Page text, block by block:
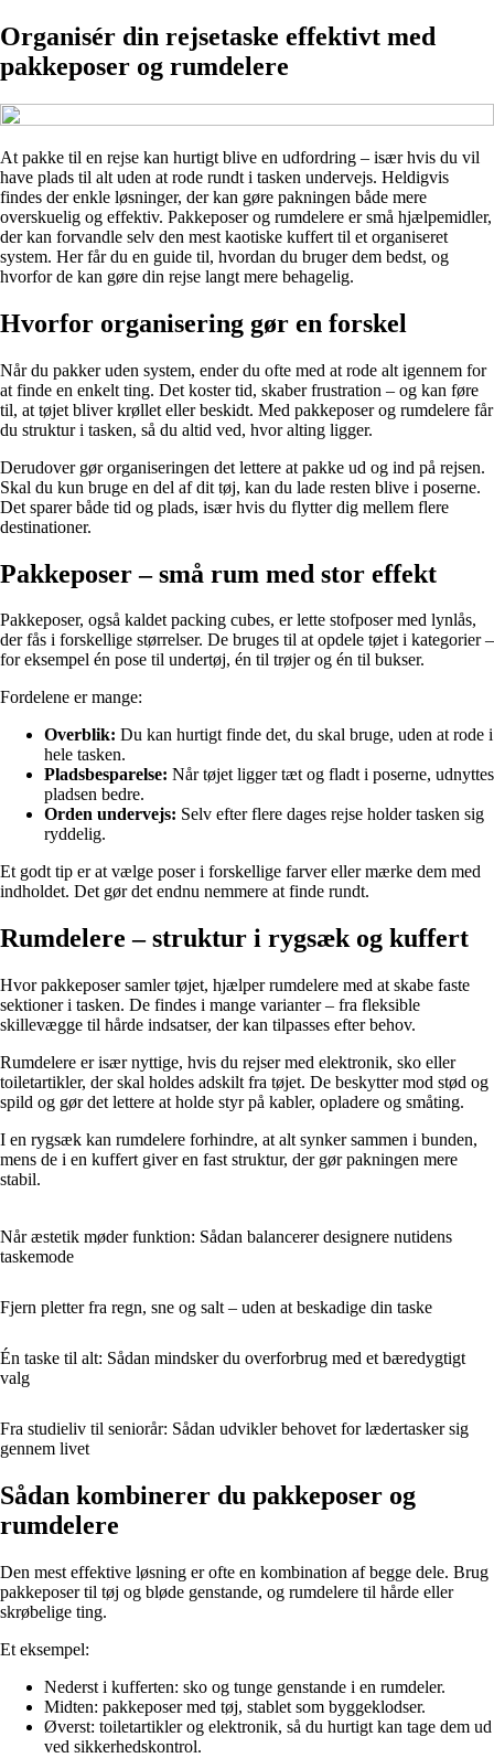
Organisér din rejsetaske effektivt med
pakkeposer og rumdelere
At pakke til en rejse kan hurtigt blive en udfordring – især hvis du vil
have plads til alt uden at rode rundt i tasken undervejs. Heldigvis
findes der enkle løsninger, der kan gøre pakningen både mere
overskuelig og effektiv. Pakkeposer og rumdelere er små hjælpemidler,
der kan forvandle selv den mest kaotiske kuffert til et organiseret
system. Her får du en guide til, hvordan du bruger dem bedst, og
hvorfor de kan gøre din rejse langt mere behagelig.
Hvorfor organisering gør en forskel
Når du pakker uden system, ender du ofte med at rode alt igennem for
at finde en enkelt ting. Det koster tid, skaber frustration – og kan føre
til, at tøjet bliver krøllet eller beskidt. Med pakkeposer og rumdelere får
du struktur i tasken, så du altid ved, hvor alting ligger.
Derudover gør organiseringen det lettere at pakke ud og ind på rejsen.
Skal du kun bruge en del af dit tøj, kan du lade resten blive i poserne.
Det sparer både tid og plads, især hvis du flytter dig mellem flere
destinationer.
Pakkeposer – små rum med stor effekt
Pakkeposer, også kaldet packing cubes, er lette stofposer med lynlås,
der fås i forskellige størrelser. De bruges til at opdele tøjet i kategorier –
for eksempel én pose til undertøj, én til trøjer og én til bukser.
Fordelene er mange:
Overblik: Du kan hurtigt finde det, du skal bruge, uden at rode i
hele tasken.
Pladsbesparelse: Når tøjet ligger tæt og fladt i poserne, udnyttes
pladsen bedre.
Orden undervejs: Selv efter flere dages rejse holder tasken sig
ryddelig.
Et godt tip er at vælge poser i forskellige farver eller mærke dem med
indholdet. Det gør det endnu nemmere at finde rundt.
Rumdelere – struktur i rygsæk og kuffert
Hvor pakkeposer samler tøjet, hjælper rumdelere med at skabe faste
sektioner i tasken. De findes i mange varianter – fra fleksible
skillevægge til hårde indsatser, der kan tilpasses efter behov.
Rumdelere er især nyttige, hvis du rejser med elektronik, sko eller
toiletartikler, der skal holdes adskilt fra tøjet. De beskytter mod stød og
spild og gør det lettere at holde styr på kabler, opladere og småting.
I en rygsæk kan rumdelere forhindre, at alt synker sammen i bunden,
mens de i en kuffert giver en fast struktur, der gør pakningen mere
stabil.
Når æstetik møder funktion: Sådan balancerer designere nutidens
taskemode
Fjern pletter fra regn, sne og salt – uden at beskadige din taske
Én taske til alt: Sådan mindsker du overforbrug med et bæredygtigt
valg
Fra studieliv til seniorår: Sådan udvikler behovet for lædertasker sig
gennem livet
Sådan kombinerer du pakkeposer og
rumdelere
Den mest effektive løsning er ofte en kombination af begge dele. Brug
pakkeposer til tøj og bløde genstande, og rumdelere til hårde eller
skrøbelige ting.
Et eksempel:
Nederst i kufferten: sko og tunge genstande i en rumdeler.
Midten: pakkeposer med tøj, stablet som byggeklodser.
Øverst: toiletartikler og elektronik, så du hurtigt kan tage dem ud
ved sikkerhedskontrol.